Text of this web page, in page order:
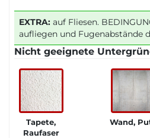
EXTRA: auf Fliesen.
aufliegen und Fugenabstände
Nicht geeignete
Tapete,
Raufaser
Wand,